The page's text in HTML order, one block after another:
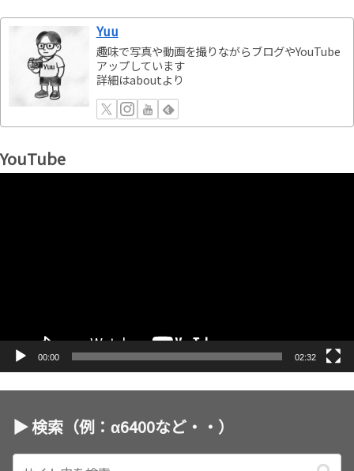
Yuu
趣味で写真や動画を撮りながらブログやYouTube
アップしています
詳細はaboutより
YouTube
00:00 02:32
▶︎ 検索（例：α6400など・・）